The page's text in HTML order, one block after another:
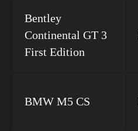
Bentley
Continental GT 3
First Edition
BMW M5 CS